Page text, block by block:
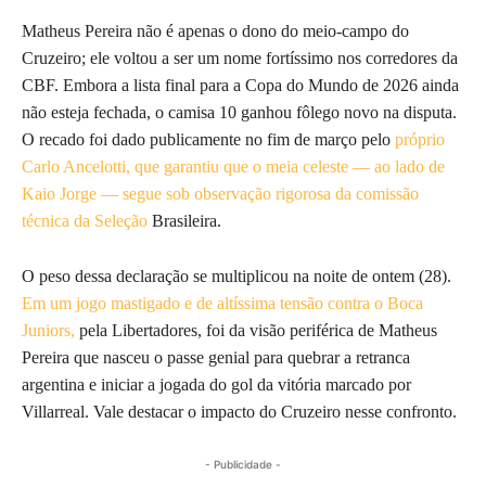
Matheus Pereira não é apenas o dono do meio-campo do
Cruzeiro; ele voltou a ser um nome fortíssimo nos corredores da
CBF. Embora a lista final para a Copa do Mundo de 2026 ainda
não esteja fechada, o camisa 10 ganhou fôlego novo na disputa.
O recado foi dado publicamente no fim de março pelo próprio
Carlo Ancelotti, que garantiu que o meia celeste — ao lado de
Kaio Jorge — segue sob observação rigorosa da comissão
técnica da Seleção Brasileira.
O peso dessa declaração se multiplicou na noite de ontem (28).
Em um jogo mastigado e de altíssima tensão contra o Boca
Juniors, pela Libertadores, foi da visão periférica de Matheus
Pereira que nasceu o passe genial para quebrar a retranca
argentina e iniciar a jogada do gol da vitória marcado por
Villarreal. Vale destacar o impacto do Cruzeiro nesse confronto.
- Publicidade -